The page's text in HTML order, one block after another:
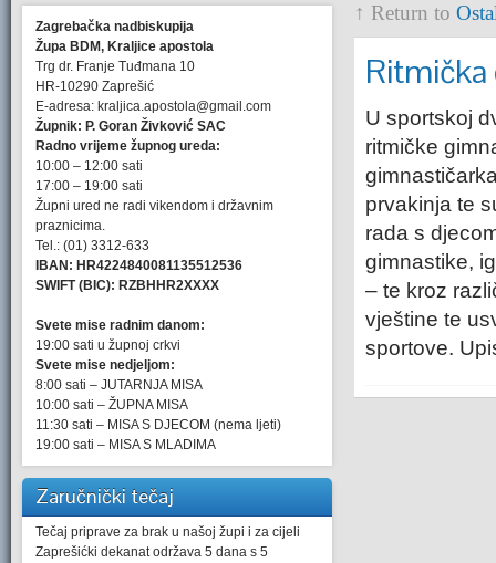
Zagrebačka nadbiskupija
Župa BDM, Kraljice apostola
Trg dr. Franje Tuđmana 10
HR-10290 Zaprešić
E-adresa: kraljica.apostola@gmail.com
Župnik: P. Goran Živković SAC
Radno vrijeme župnog ureda:
10:00 – 12:00 sati
17:00 – 19:00 sati
Župni ured ne radi vikendom i državnim
praznicima.
Tel.: (01) 3312-633
IBAN: HR4224840081135512536
SWIFT (BIC): RZBHHR2XXXX
Svete mise radnim danom:
19:00 sati u župnoj crkvi
Svete mise nedjeljom:
8:00 sati – JUTARNJA MISA
10:00 sati – ŽUPNA MISA
11:30 sati – MISA S DJECOM (nema ljeti)
19:00 sati – MISA S MLADIMA
Zaručnički tečaj
Tečaj priprave za brak u našoj župi i za cijeli
Zaprešićki dekanat održava 5 dana s 5
↑ Return to
U sportskoj
ritmičke
prvakinja te
rada s
gimnastike,
– te kroz
vještine te
sportove.